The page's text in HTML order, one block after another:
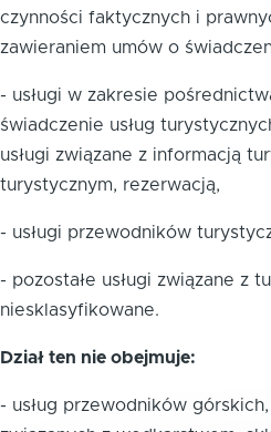
czynności faktycznych i
zawieraniem umów o
- usługi w zakresie
świadczenie usług
usługi związane z informacją
turystycznym, rezerwacją,
- usługi przewodników
- pozostałe usługi związane z
niesklasyfikowane.
Dział ten nie obejmuje:
- usług przewodników